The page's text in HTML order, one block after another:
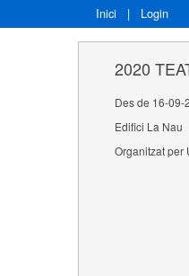
Inici | Login
2020
Des de 16-09-
Edifici La Nau
Organitzat per